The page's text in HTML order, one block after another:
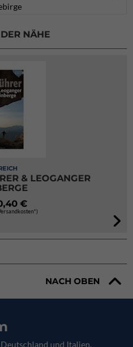
NÄHE
& LEOGANGER
€
NACH OBEN
und Italien.